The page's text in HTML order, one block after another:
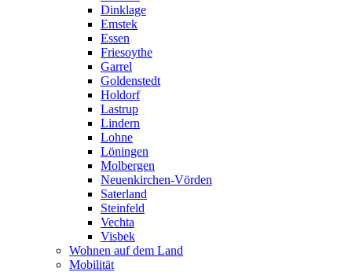
Dinklage
Emstek
Essen
Friesoythe
Garrel
Goldenstedt
Holdorf
Lastrup
Lindern
Lohne
Löningen
Molbergen
Neuenkirchen-Vörden
Saterland
Steinfeld
Vechta
Visbek
Wohnen auf dem Land
Mobilität